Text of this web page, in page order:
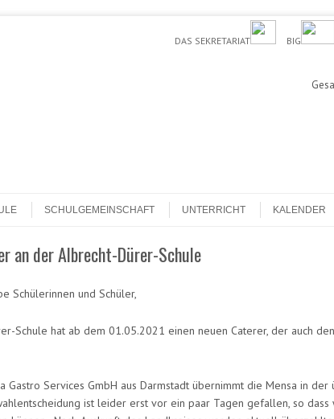
DAS SEKRETARIAT
BIG
SCHULGEMEINSCHAFT UNTERRICHT KALENDER
an der Albrecht-Dürer-Schule
Schülerinnen und Schüler,
Schule hat ab dem 01.05.2021 einen neuen Caterer, der auch
Gastro Services GmbH aus Darmstadt übernimmt die Mensa in der
ist leider erst vor ein paar Tagen gefallen, so dass